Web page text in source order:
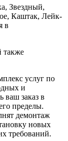
Звездный,
Каштак, Лейк-
в
также
услуг по
и
ваш заказ в
пределы.
демонтаж
новых
требований.